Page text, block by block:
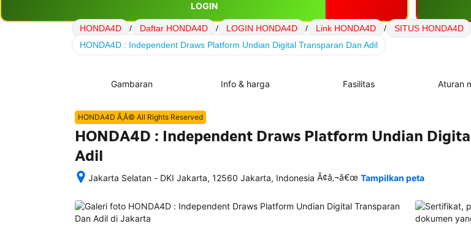
LOGIN
HONDA4D / Daftar HONDA4D / LOGIN HONDA4D / Link HONDA4D / SITUS HONDA4D
HONDA4D : Independent Draws Platform Undian Digital Transparan Dan Adil
Gambaran Info & harga Fasilitas Aturan
HONDA4D Ã‚Â© All Rights Reserved
HONDA4D : Independent Draws Platform Undian
Adil
Jakarta Selatan - DKI Jakarta, 12560 Jakarta, Indonesia
memesan,
semua
Ã¢â‚¬â€œ Tampilkan peta